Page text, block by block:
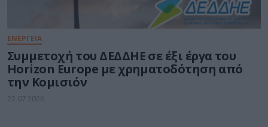
ΕΝΕΡΓΕΙΑ
Συμμετοχή του ΔΕΔΔΗΕ σε έξι έργα του
Horizon Europe με χρηματοδότηση από
την Κομισιόν
22.07.2026